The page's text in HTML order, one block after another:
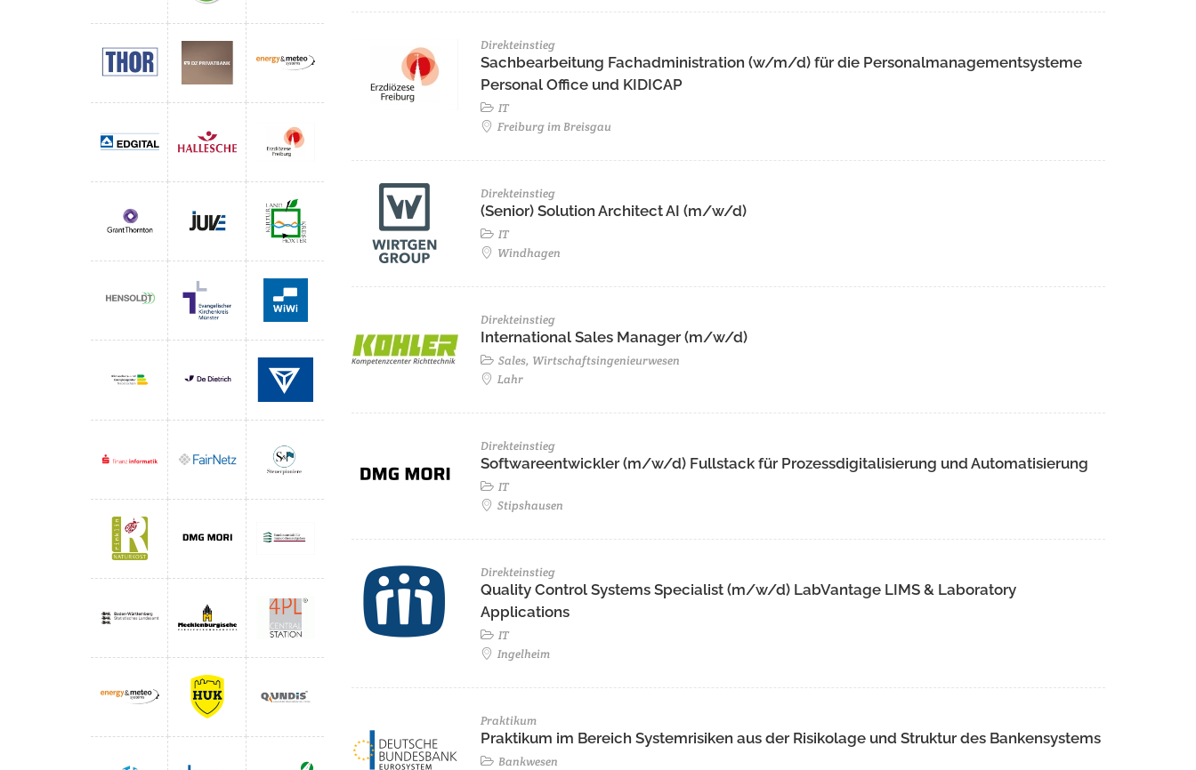
Direkteinstieg
Sachbearbeitung Fachadministration (w/m/d) für die Personalmanagementsysteme
Personal Office und KIDICAP
IT
Freiburg im Breisgau
Direkteinstieg
(Senior) Solution Architect AI (m/w/d)
IT
Windhagen
Direkteinstieg
International Sales Manager (m/w/d)
Sales, Wirtschaftsingenieurwesen
Lahr
Direkteinstieg
Softwareentwickler (m/w/d) Fullstack für Prozessdigitalisierung und Automatisierung
IT
Stipshausen
Direkteinstieg
Quality Control Systems Specialist (m/w/d) LabVantage LIMS & Laboratory
Applications
IT
Ingelheim
Praktikum
Praktikum im Bereich Systemrisiken aus der Risikolage und Struktur des Bankensystems
Bankwesen